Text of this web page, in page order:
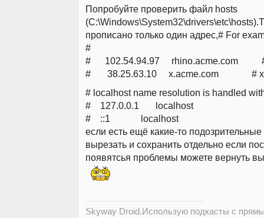
Попробуйте проверить файл hosts
прописано только один адрес,# For
#
# 102.54.94.97 rhino.acme.com #
# 38.25.63.10 x.acme.com # x
# localhost name resolution is handled
# 127.0.0.1 localhost
# ::1 localhost
если есть ещё какие-то
вырезать и сохранить отдельно если
появятсья проблемы можете вернуть
Skyway Droid.Использую подкасты с